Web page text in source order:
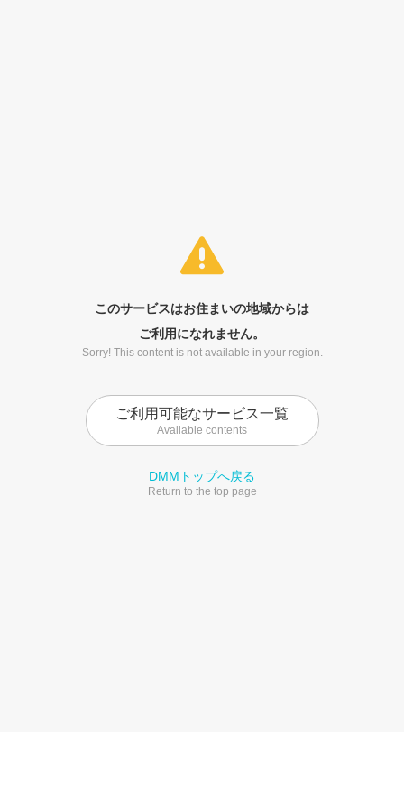
このサービスはお住まいの地域からは
ご利用になれません。
Sorry! This content is not available in your region.
ご利用可能なサービス一覧
Available contents
DMMトップへ戻る
Return to the top page